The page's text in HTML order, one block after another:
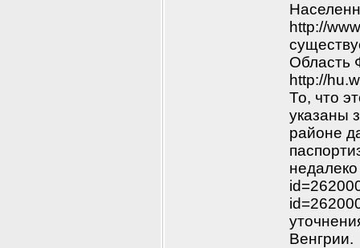
http://
Область
http://
То, что
указаны
районе
Венгрии.